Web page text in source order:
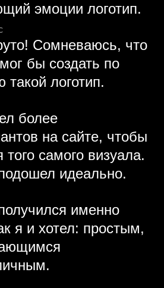
эмоции логотип.
Сомневаюсь, что
бы создать по
такой логотип.
более
на сайте, чтобы
того самого визуала.
идеально.
именно
я и хотел: простым,